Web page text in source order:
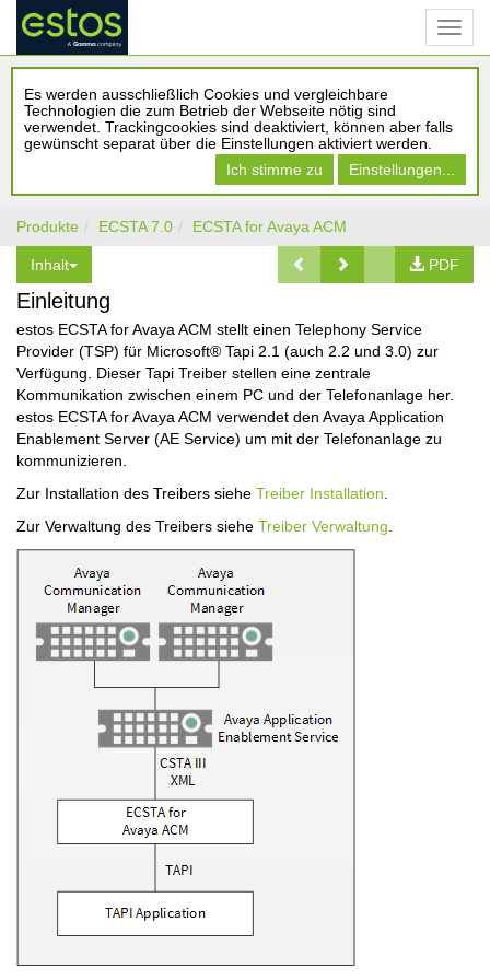
Es werden ausschließlich Cookies und vergleichbare
Technologien die zum Betrieb der Webseite nötig sind
verwendet. Trackingcookies sind deaktiviert, können aber falls
gewünscht separat über die Einstellungen aktiviert werden.
Ich stimme zu
Einstellungen...
Produkte ECSTA 7.0 ECSTA for Avaya ACM
Inhalt PDF
Einleitung
estos ECSTA for Avaya ACM stellt einen Telephony Service
Provider (TSP) für Microsoft® Tapi 2.1 (auch 2.2 und 3.0) zur
Verfügung. Dieser Tapi Treiber stellen eine zentrale
Kommunikation zwischen einem PC und der Telefonanlage her.
estos ECSTA for Avaya ACM verwendet den Avaya Application
Enablement Server (AE Service) um mit der Telefonanlage zu
kommunizieren.
Zur Installation des Treibers siehe Treiber Installation
Zur Verwaltung des Treibers siehe Treiber Verwaltung